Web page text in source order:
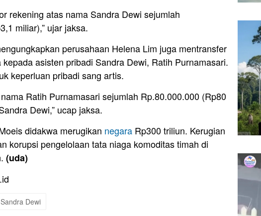
rekening atas nama Sandra Dewi sejumlah
miliar),” ujar jaksa.
perusahaan Helena Lim juga mentransfer
asisten pribadi Sandra Dewi, Ratih Purnamasari.
keperluan pribadi sang artis.
Ratih Purnamasari sejumlah Rp.80.000.000 (Rp80
Dewi,” ucap jaksa.
didakwa merugikan negara Rp300 triliun. Kerugian
korupsi pengelolaan tata niaga komoditas timah di
(uda)
Sandra Dewi